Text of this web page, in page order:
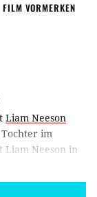
Eltern
FILM VORMERKEN
Liam Neeson
Tochter im
Neeson in
zu